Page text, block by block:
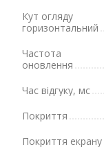
Кут огляду
горизонтальний
Частота
оновлення
Час відгуку, мс
Покриття
Покриття екрану